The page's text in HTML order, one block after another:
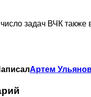
задач ВЧК также
Артем